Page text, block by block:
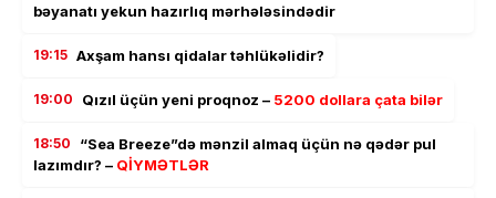
bəyanatı yekun hazırlıq mərhələsindədir
19:15 Axşam hansı qidalar təhlükəlidir?
19:00 Qızıl üçün yeni proqnoz – 5200 dollara çata bilər
18:50
“Sea Breeze”də mənzil almaq üçün nə qədər pul
lazımdır? – QİYMƏTLƏR